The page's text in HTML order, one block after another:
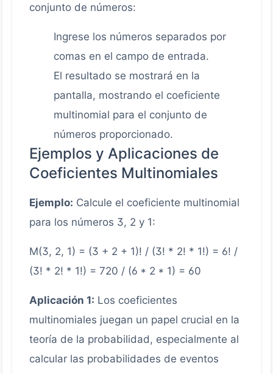
conjunto de números:
Ingrese los números separados por
comas en el campo de entrada.
El resultado se mostrará en la
pantalla, mostrando el coeficiente
multinomial para el conjunto de
números proporcionado.
Ejemplos y Aplicaciones de
Coeficientes Multinomiales
Ejemplo: Calcule el coeficiente multinomial
para los números 3, 2 y 1:
M(3, 2, 1) = (3 + 2 + 1)! / (3! * 2! * 1!) = 6! /
(3! * 2! * 1!) = 720 / (6 * 2 * 1) = 60
Aplicación 1: Los coeficientes
multinomiales juegan un papel crucial en la
teoría de la probabilidad, especialmente al
calcular las probabilidades de eventos